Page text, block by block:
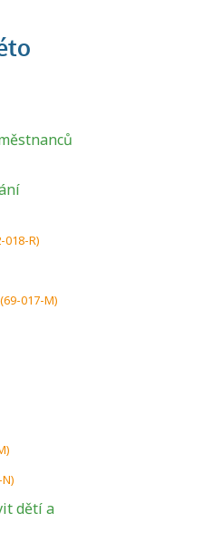
018-R)
(69-017-M)
dětí a
je